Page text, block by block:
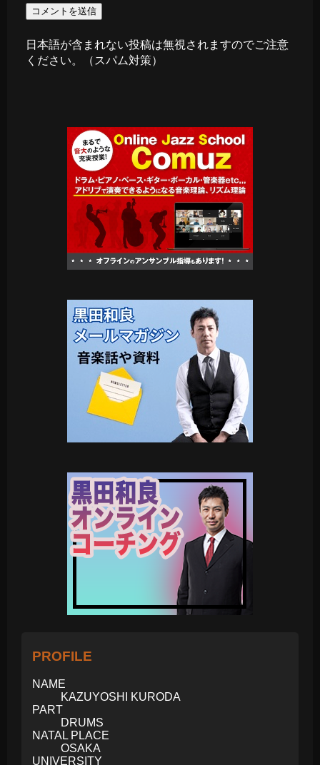
日本語が含まれない投稿は無視されますのでご注意
ください。（スパム対策）
PROFILE
NAME
KAZUYOSHI KURODA
PART
DRUMS
NATAL PLACE
OSAKA
UNIVERSITY